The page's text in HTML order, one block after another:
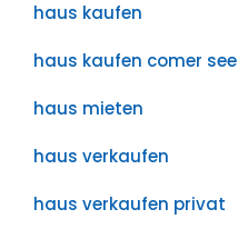
haus kaufen
haus kaufen comer see
haus mieten
haus verkaufen
haus verkaufen privat